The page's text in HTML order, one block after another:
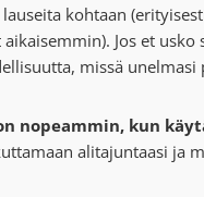
kohtaan
Jos et
missä
nopeammin, kun
alitajuntaasi ja